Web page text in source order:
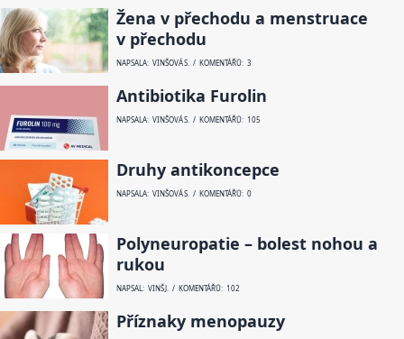
Žena v přechodu a menstruace
v přechodu
NAPSALA: VINŠOVÁ S. / KOMENTÁŘŮ: 3
Antibiotika Furolin
NAPSALA: VINŠOVÁ S. / KOMENTÁŘŮ: 105
Druhy antikoncepce
NAPSALA: VINŠOVÁ S. / KOMENTÁŘŮ: 0
Polyneuropatie – bolest nohou a
rukou
NAPSAL: VINŠ J. / KOMENTÁŘŮ: 102
Příznaky menopauzy